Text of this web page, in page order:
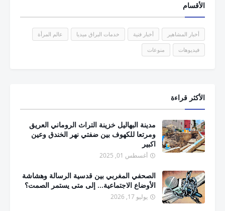
الأقسام
أخبار المشاهير أخبار فنية خدمات البراق ميديا عالم المرأة
فيديوهات منوعات
الأكثر قراءة
مدينة البهاليل خزينة التراث الروماني العريق
ومرتعا للكهوف بين ضفتي نهر الخندق وعين
اكبير
أغسطس 01, 2025
الصحفي المغربي بين قدسية الرسالة وهشاشة
الأوضاع الاجتماعية... إلى متى يستمر الصمت؟
يوليو 17, 2026